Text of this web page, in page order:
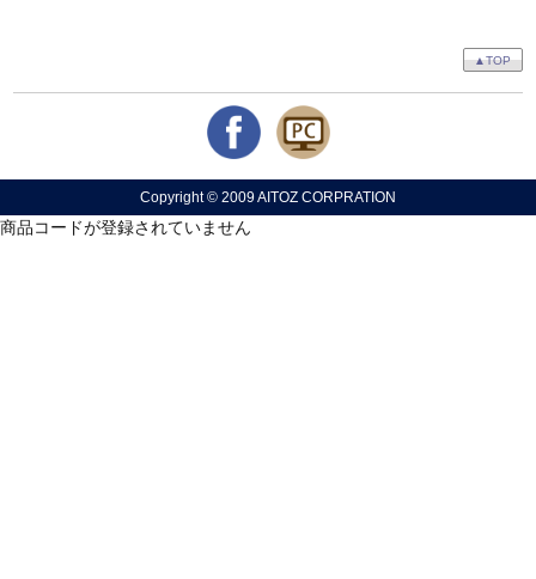
▲TOP
Copyright © 2009 AITOZ CORPRATION
商品コードが登録されていません